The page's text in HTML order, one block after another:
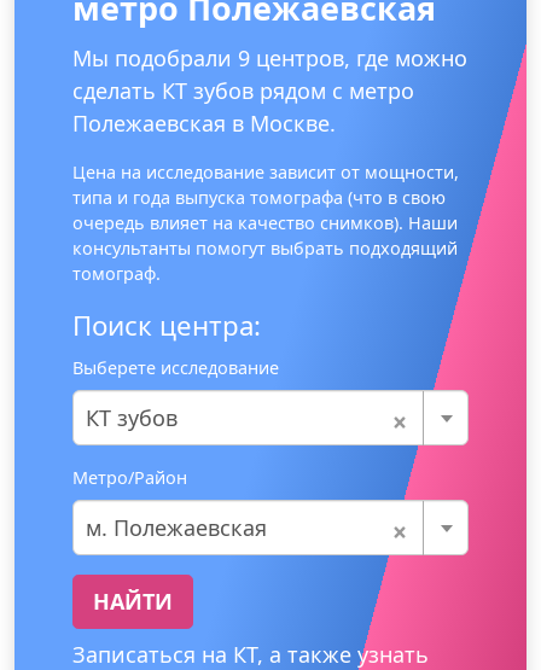
Мы подобрали 9 центров, где можно
сделать КТ зубов рядом с метро
Полежаевская в Москве.
Цена на исследование зависит от мощности,
типа и года выпуска томографа (что в свою
очередь влияет на качество снимков). Наши
консультанты помогут выбрать подходящий
томограф.
Поиск центра:
Выберете исследование
×
КТ зубов
Метро/Район
×
м. Полежаевская
НАЙТИ
Записаться на КТ, а также узнать